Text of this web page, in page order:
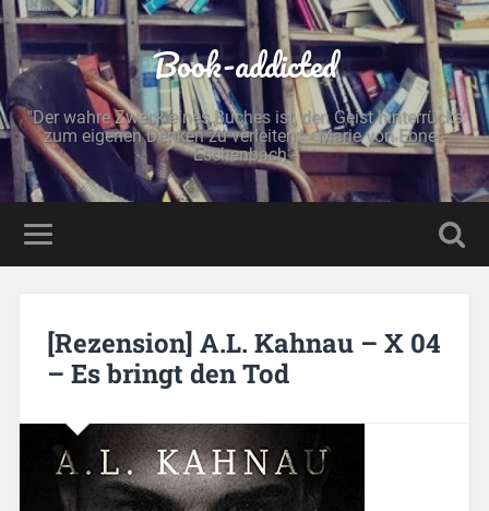
Book-addicted
"Der wahre Zweck eines Buches ist, den Geist hinterrücks
zum eigenen Denken zu verleiten." - Marie von Ebner-
Eschenbach -
[Rezension] A.L. Kahnau – X 04
– Es bringt den Tod